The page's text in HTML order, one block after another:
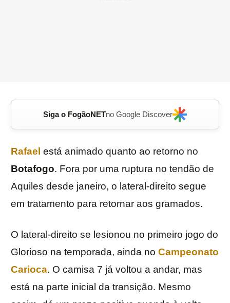
Siga o FogãoNETno Google Discover
Rafael está animado quanto ao retorno no
Botafogo. Fora por uma ruptura no tendão de
Aquiles desde janeiro, o lateral-direito segue
em tratamento para retornar aos gramados.
O lateral-direito se lesionou no primeiro jogo do
Glorioso na temporada, ainda no Campeonato
Carioca. O camisa 7 já voltou a andar, mas
está na parte inicial da transição. Mesmo